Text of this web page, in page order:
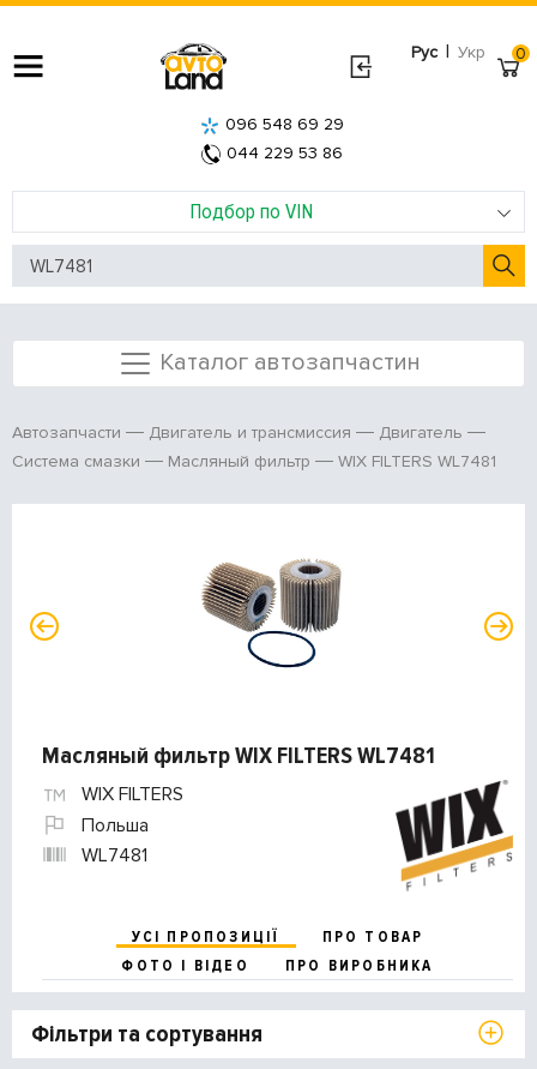
Рус | Укр
Подбор по VIN
096 548 69 29
044 229 53 86
0
Каталог автозапчастин
Автозапчасти Двигатель и трансмиссия
Двигатель
Система смазки
Масляный фильтр WIX FILTERS WL7481
Масляный фильтр WIX FILTERS WL7481
WIX FILTERS
Польша
WL7481
УСІ ПРОПОЗИЦІЇ
ПРО ТОВАР
ФОТО І ВІДЕО
ПРО ВИРОБНИКА
Фільтри та сортування